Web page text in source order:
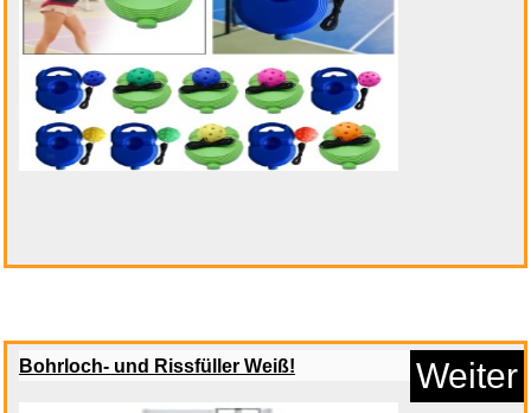
Anzeige
Bohrloch- und Rissfüller Weiß! Weiter